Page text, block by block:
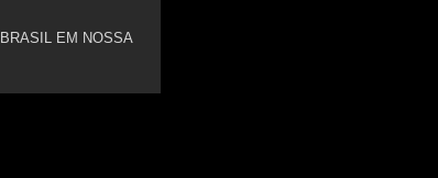
EM NOSSA